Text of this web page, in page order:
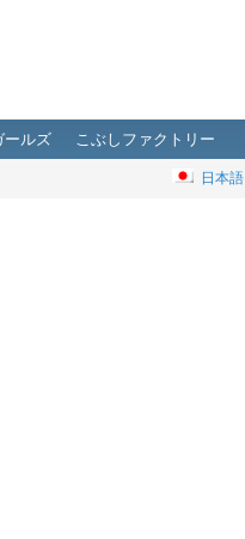
ールズ こぶしファクトリー
日本語